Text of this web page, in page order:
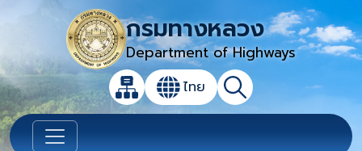
กรมทางหลวง
Department of Highways
แผนผังเว็บไซต์
เปลี่ยนภาษา
ไทย ค้นหา
เปิดกล่องค้นหาข้อมูลหลักของเว็บไซต์